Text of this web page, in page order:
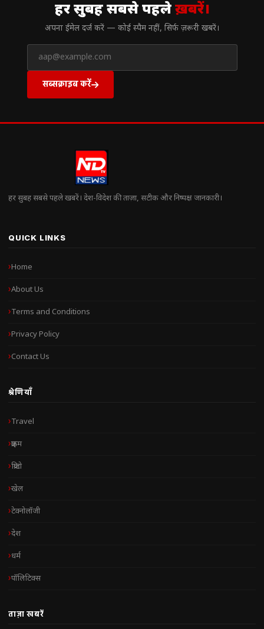
हर सुबह सबसे पहलेख़बरें।
अपना ईमेल दर्ज करें — कोई स्पैम नहीं, सिर्फ ज़रूरी खबरें।
सब्सक्राइब करें
हर सुबह सबसे पहले खबरें। देश-विदेश की ताज़ा, सटीक और निष्पक्ष जानकारी।
QUICK LINKS
Home
About Us
Terms and Conditions
Privacy Policy
Contact Us
श्रेणियाँ
Travel
क्राइम
क्रिप्टो
खेल
टेक्नोलॉजी
देश
धर्म
पॉलिटिक्स
ताज़ा खबरें